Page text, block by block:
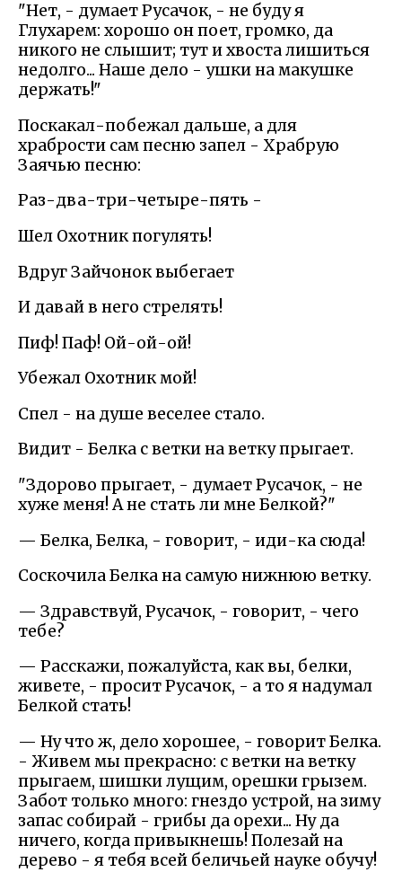
"Нет, - думает Русачок, - не буду я
Глухарем: хорошо он поет, громко, да
никого не слышит; тут и хвоста лишиться
недолго... Наше дело - ушки на макушке
держать!"
Поскакал-побежал дальше, а для
храбрости сам песню запел - Храбрую
Заячью песню:
Раз-два-три-четыре-пять -
Шел Охотник погулять!
Вдруг Зайчонок выбегает
И давай в него стрелять!
Пиф! Паф! Ой-ой-ой!
Убежал Охотник мой!
Спел - на душе веселее стало.
Видит - Белка с ветки на ветку прыгает.
"Здорово прыгает, - думает Русачок, - не
хуже меня! А не стать ли мне Белкой?"
— Белка, Белка, - говорит, - иди-ка сюда!
Соскочила Белка на самую нижнюю ветку.
— Здравствуй, Русачок, - говорит, - чего
тебе?
— Расскажи, пожалуйста, как вы, белки,
живете, - просит Русачок, - а то я надумал
Белкой стать!
— Ну что ж, дело хорошее, - говорит Белка.
- Живем мы прекрасно: с ветки на ветку
прыгаем, шишки лущим, орешки грызем.
Забот только много: гнездо устрой, на зиму
запас собирай - грибы да орехи... Ну да
ничего, когда привыкнешь! Полезай на
дерево - я тебя всей беличьей науке обучу!